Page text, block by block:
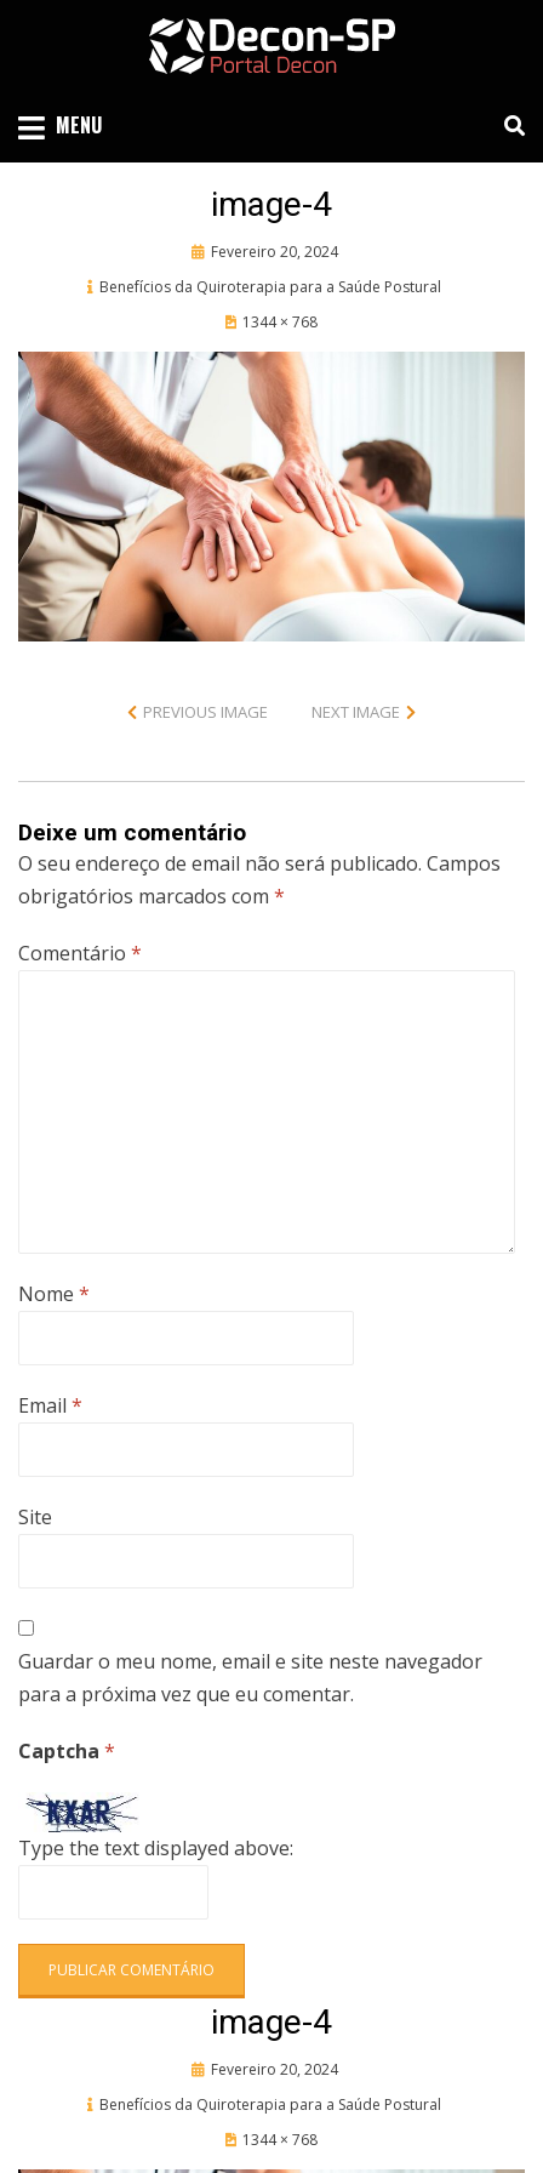
MENU
image-4
Posted
Fevereiro 20, 2024
Benefícios da Quiroterapia para a Saúde Postural
1344 × 768
PREVIOUS IMAGE NEXT IMAGE
Deixe um comentário
O seu endereço de email não será publicado. Campos
obrigatórios marcados com *
Comentário *
Nome *
Email *
Site
Guardar o meu nome, email e site neste navegador
para a próxima vez que eu comentar.
Captcha *
Type the text displayed above:
image-4
Posted
Fevereiro 20, 2024
Benefícios da Quiroterapia para a Saúde Postural
1344 × 768